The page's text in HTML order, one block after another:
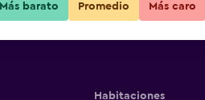
Habitaciones
Más barato Promedio Más caro